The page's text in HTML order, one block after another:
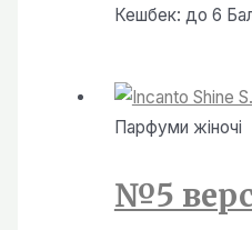
Кешбек: до 6
Парфуми жiночi
№5